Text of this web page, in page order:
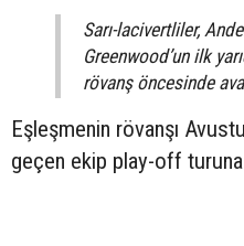
Sarı-lacivertliler,
Greenwood’un ilk
rövanş öncesinde
Eşleşmenin rövanşı
geçen ekip play-off